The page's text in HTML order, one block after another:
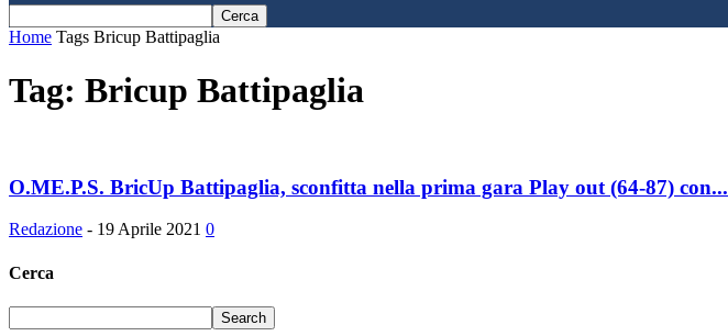
Home Tags Bricup Battipaglia
Tag: Bricup Battipaglia
O.ME.P.S. BricUp Battipaglia, sconfitta nella prima gara Play out (64-87) con...
Redazione - 19 Aprile 2021 0
Cerca